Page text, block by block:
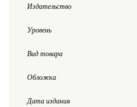
Издательство
Уровень
Вид товара
Обложка
Дата издания